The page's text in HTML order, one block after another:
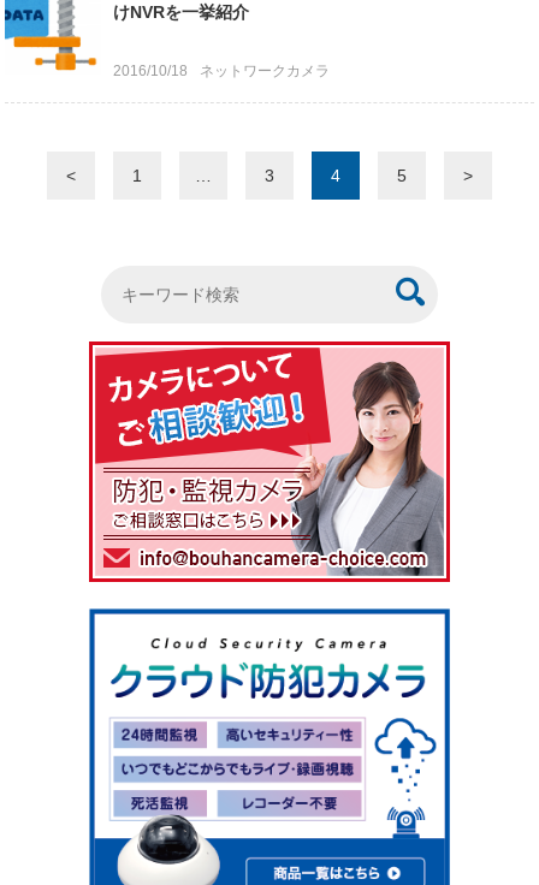
けNVRを一挙紹介
2016/10/18 ネットワークカメラ
< 1 3 4 5 >